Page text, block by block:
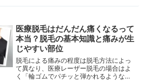
の口コミ、3つの特徴を解説します。三
医療脱毛はだんだん痛くなるって
本当？脱毛の基本知識と痛みが生
じやすい部位
脱毛による痛みの程度は脱毛方法によっ
て異なり、医療レーザー脱毛の場合はよ
く「輪ゴムでパチッと弾かれるような感